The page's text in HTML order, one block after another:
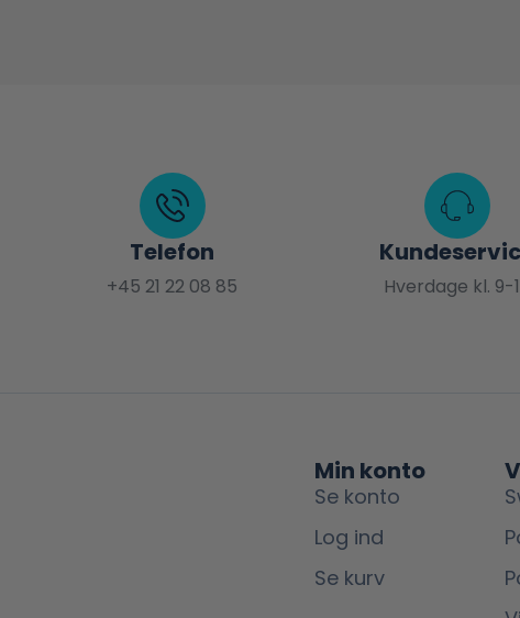
Telefon
+45 21 22 08 85 Hverdage kl. 9-
Min konto
Se konto
Log ind
Se kurv